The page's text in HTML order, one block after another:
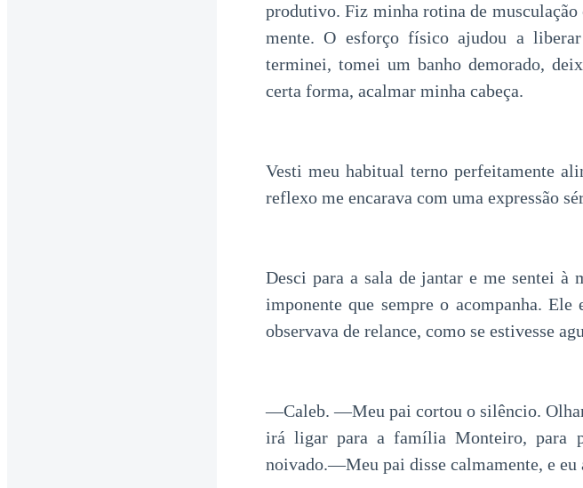
produtivo. Fiz minha rotina de
mente. O esforço físico ajudou a
terminei, tomei um banho demorado,
certa forma, acalmar minha cabeça.
Vesti meu habitual terno perfeitamente
reflexo me encarava com uma expressão
Desci para a sala de jantar e me sentei à
imponente que sempre o acompanha.
observava de relance, como se estivesse
—Caleb. —Meu pai cortou o silêncio.
irá ligar para a família Monteiro, para
noivado.—Meu pai disse calmamente, e eu